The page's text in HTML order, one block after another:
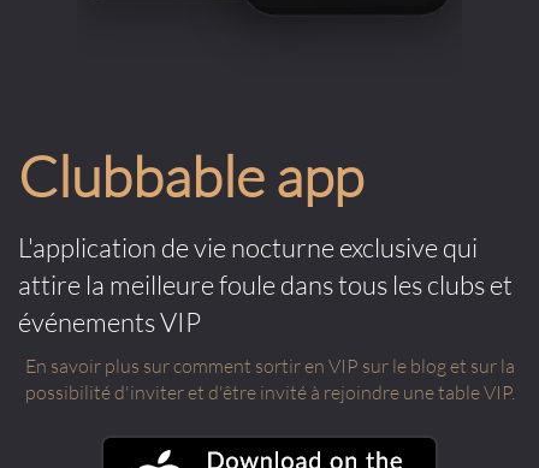
Clubbable app
L'application de vie nocturne exclusive qui
attire la meilleure foule dans tous les clubs et
événements VIP
En savoir plus sur comment sortir en VIP sur le blog et sur la
possibilité d'inviter et d'être invité à rejoindre une table VIP.